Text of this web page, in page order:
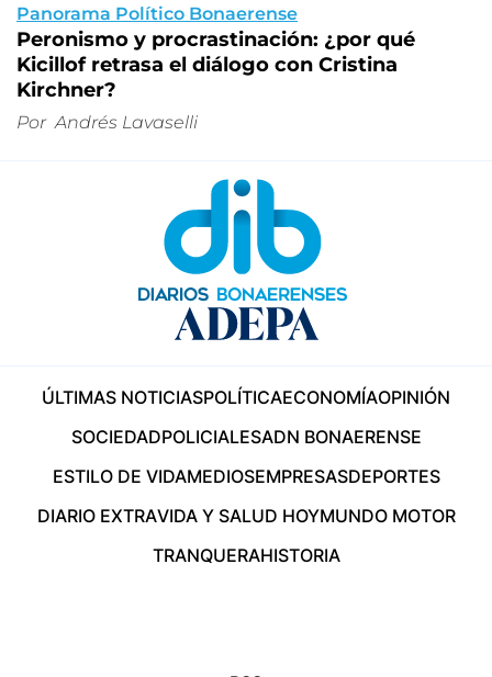
Panorama Político Bonaerense
Peronismo y procrastinación: ¿por qué
Kicillof retrasa el diálogo con Cristina
Kirchner?
Por Andrés Lavaselli
ÚLTIMAS NOTICIASPOLÍTICAECONOMÍAOPINIÓN
SOCIEDADPOLICIALESADN BONAERENSE
ESTILO DE VIDAMEDIOSEMPRESASDEPORTES
DIARIO EXTRAVIDA Y SALUD HOYMUNDO MOTOR
TRANQUERAHISTORIA